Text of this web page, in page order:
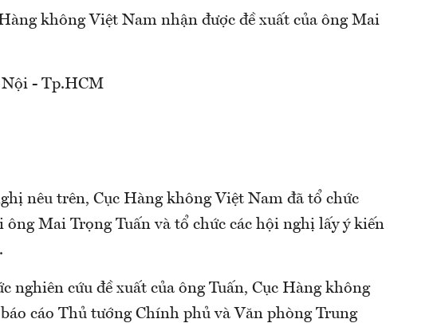
không Việt Nam nhận được đề xuất của ông Mai
Nội - Tp.HCM
nêu trên, Cục Hàng không Việt Nam đã tổ chức
Mai Trọng Tuấn và tổ chức các hội nghị lấy ý kiến
nghiên cứu đề xuất của ông Tuấn, Cục Hàng không
cáo Thủ tướng Chính phủ và Văn phòng Trung